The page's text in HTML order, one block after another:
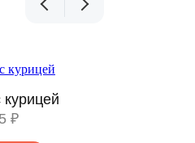
курицей
₽